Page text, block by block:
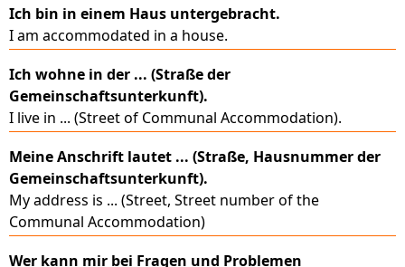
Ich bin in einem Haus untergebracht.
I am accommodated in a house.
Ich wohne in der ... (Straße der
Gemeinschaftsunterkunft).
I live in ... (Street of Communal Accommodation).
Meine Anschrift lautet ... (Straße, Hausnummer der
Gemeinschaftsunterkunft).
My address is ... (Street, Street number of the
Communal Accommodation)
Wer kann mir bei Fragen und Problemen